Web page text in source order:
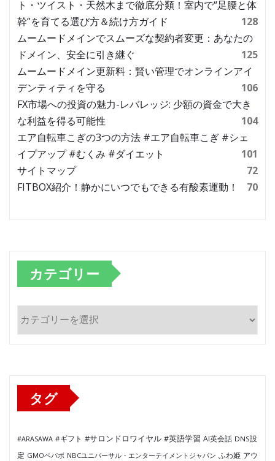
ト・ツイスト・天然木まで徹底分類！室内で“足腰と体
幹”を育てる選び方＆続け方ガイド
128
ムームードメインでスムーズな契約者変更：あなたの
ドメイン、安全に引き継ぐ
125
ムームードメイン更新料：賢い管理でオンラインアイ
デンティティを守る
106
FX市場への投資の魅力-レバレッジ: 少額の資金で大き
な利益を得る可能性
104
エア自転車こぎの3つの方法 #エア自転車こぎ #シェ
イプアップ #むくみ #ダイエット
101
サイトマップ
72
FITBOX紹介！静かにいつでもできる有酸素運動！
70
カテゴリー
カ
タグ
#ARASAWA #ギフト #サロンドロワイヤル #英語学習 AI英会話 DNS設
定 GMOペパボ NBCユニバーサル・エンターテイメントジャパン ふわ姫 アウ